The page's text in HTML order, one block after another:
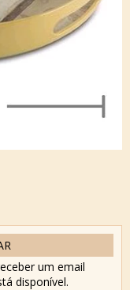
um email
disponível.